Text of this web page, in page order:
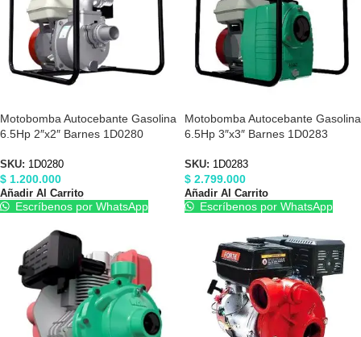
Motobomba Autocebante Gasolina
6.5Hp 2″x2″ Barnes 1D0280
SKU: 1D0280
$ 1.200.000
Añadir Al Carrito
Escríbenos por WhatsApp
Motobomba Autocebante Gasolina
6.5Hp 3″x3″ Barnes 1D0283
SKU: 1D0283
$ 2.799.000
Añadir Al Carrito
Escríbenos por WhatsApp